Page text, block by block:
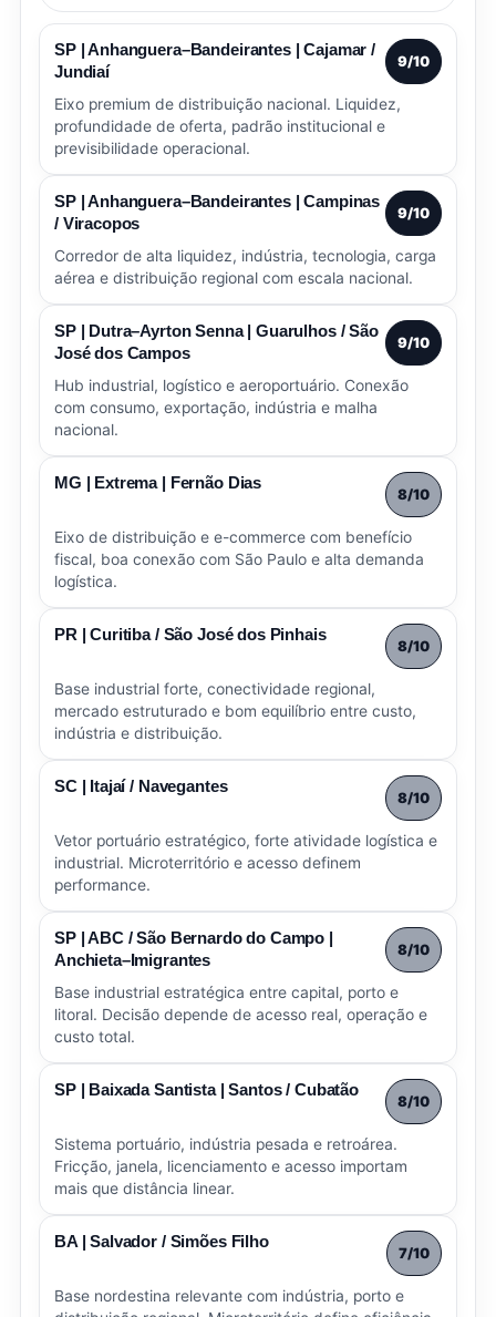
SP | Anhanguera–Bandeirantes | Cajamar /
Jundiaí
9/10
Eixo premium de distribuição nacional. Liquidez,
profundidade de oferta, padrão institucional e
previsibilidade operacional.
SP | Anhanguera–Bandeirantes | Campinas
/ Viracopos
9/10
Corredor de alta liquidez, indústria, tecnologia, carga
aérea e distribuição regional com escala nacional.
SP | Dutra–Ayrton Senna | Guarulhos / São
José dos Campos
9/10
Hub industrial, logístico e aeroportuário. Conexão
com consumo, exportação, indústria e malha
nacional.
MG | Extrema | Fernão Dias
8/10
Eixo de distribuição e e-commerce com benefício
fiscal, boa conexão com São Paulo e alta demanda
logística.
PR | Curitiba / São José dos Pinhais
8/10
Base industrial forte, conectividade regional,
mercado estruturado e bom equilíbrio entre custo,
indústria e distribuição.
SC | Itajaí / Navegantes
8/10
Vetor portuário estratégico, forte atividade logística e
industrial. Microterritório e acesso definem
performance.
SP | ABC / São Bernardo do Campo |
Anchieta–Imigrantes
8/10
Base industrial estratégica entre capital, porto e
litoral. Decisão depende de acesso real, operação e
custo total.
SP | Baixada Santista | Santos / Cubatão
8/10
Sistema portuário, indústria pesada e retroárea.
Fricção, janela, licenciamento e acesso importam
mais que distância linear.
BA | Salvador / Simões Filho
7/10
Base nordestina relevante com indústria, porto e